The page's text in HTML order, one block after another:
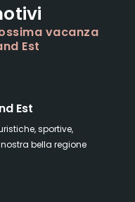
vacanza
Est
Est
sportive,
bella regione